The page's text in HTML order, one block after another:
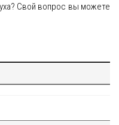
Свой вопрос вы можете